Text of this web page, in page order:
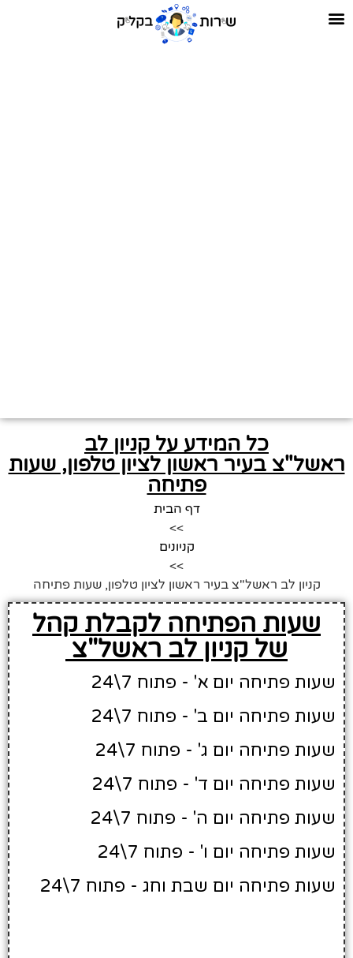
כל המידע על קניון לב
ראשל"צ בעיר ראשון לציון טלפון, שעות
פתיחה
דף הבית
>>
קניונים
>>
קניון לב ראשל"צ בעיר ראשון לציון טלפון, שעות פתיחה
שעות הפתיחה לקבלת קהל
של קניון לב ראשל"צ
שעות פתיחה יום א' - פתוח 7\24
שעות פתיחה יום ב' - פתוח 7\24
שעות פתיחה יום ג' - פתוח 7\24
שעות פתיחה יום ד' - פתוח 7\24
שעות פתיחה יום ה' - פתוח 7\24
שעות פתיחה יום ו' - פתוח 7\24
שעות פתיחה יום שבת וחג - פתוח 7\24